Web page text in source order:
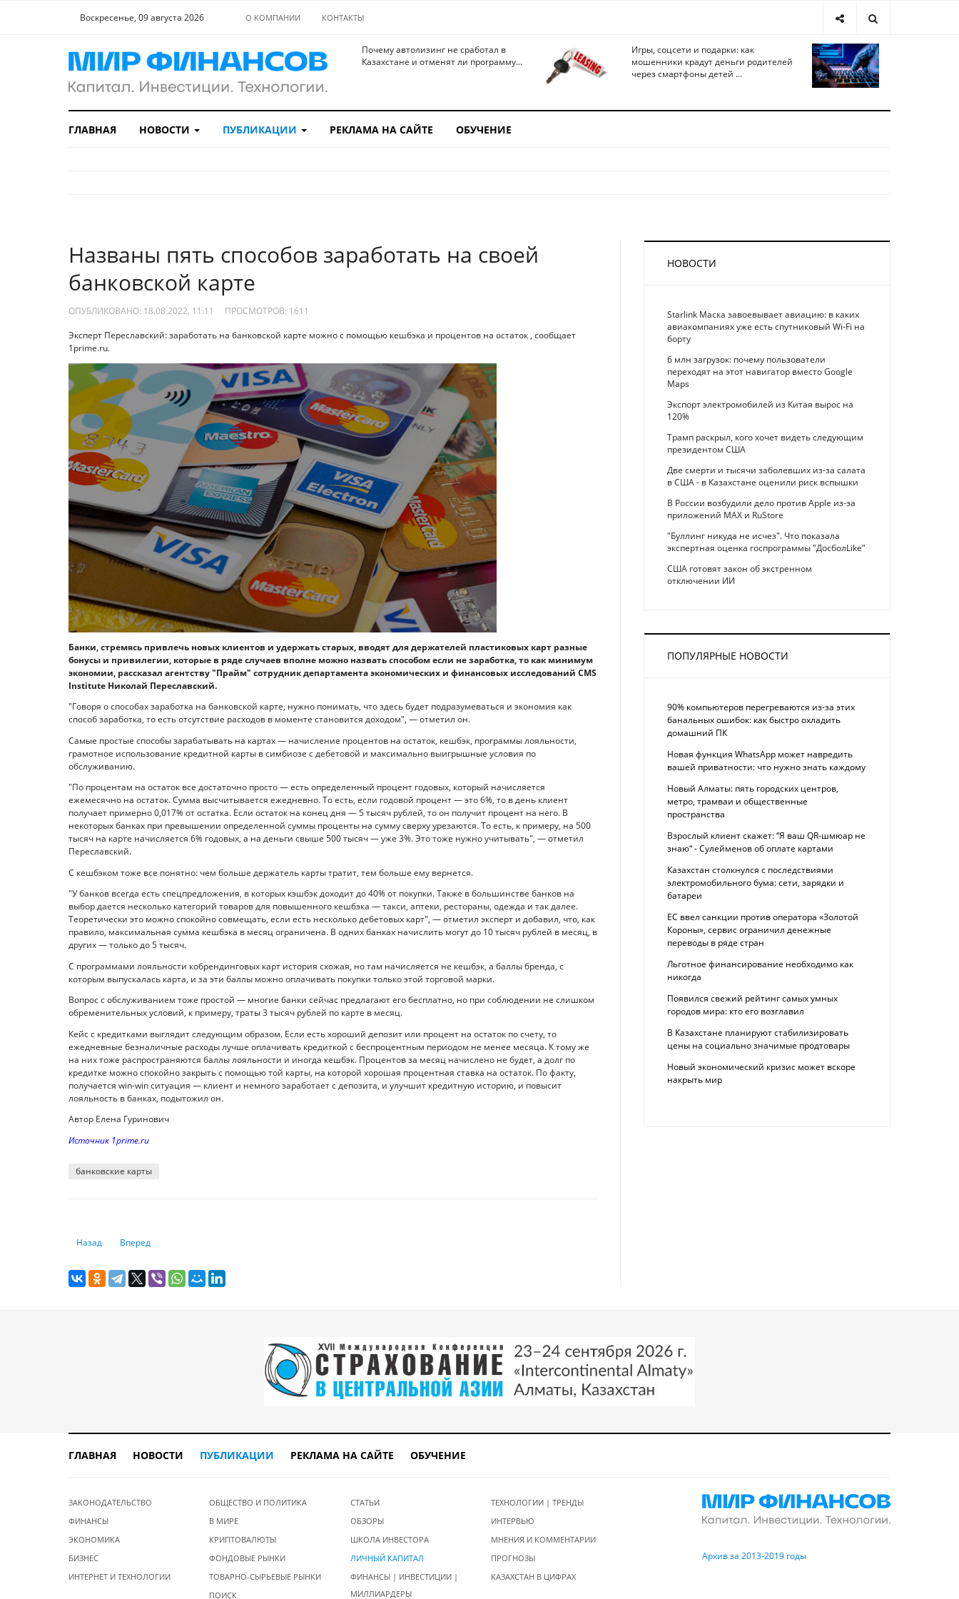
Воскресенье, 09 августа 2026 О КОМПАНИИ КОНТАКТЫ
Почему автолизинг не сработал в
Казахстане и отменят ли программу...
Игры, соцсети и подарки: как
мошенники крадут деньги родителей
через смартфоны детей ...
ГЛАВНАЯ НОВОСТИ ПУБЛИКАЦИИ РЕКЛАМА НА САЙТЕ ОБУЧЕНИЕ
Названы пять способов заработать на своей
банковской карте
ОПУБЛИКОВАНО: 18.08.2022, 11:11 ПРОСМОТРОВ: 1611
Эксперт Переславский: заработать на банковской карте можно с помощью кешбэка и процентов на остаток , сообщает
1prime.ru.
Банки, стремясь привлечь новых клиентов и удержать старых, вводят для держателей пластиковых карт разные
бонусы и привилегии, которые в ряде случаев вполне можно назвать способом если не заработка, то как минимум
экономии, рассказал агентству "Прайм" сотрудник департамента экономических и финансовых исследований CMS
Institute Николай Переславский.
"Говоря о способах заработка на банковской карте, нужно понимать, что здесь будет подразумеваться и экономия как
способ заработка, то есть отсутствие расходов в моменте становится доходом", — отметил он.
Самые простые способы зарабатывать на картах — начисление процентов на остаток, кешбэк, программы лояльности,
грамотное использование кредитной карты в симбиозе с дебетовой и максимально выигрышные условия по
обслуживанию.
"По процентам на остаток все достаточно просто — есть определенный процент годовых, который начисляется
ежемесячно на остаток. Сумма высчитывается ежедневно. То есть, если годовой процент — это 6%, то в день клиент
получает примерно 0,017% от остатка. Если остаток на конец дня — 5 тысяч рублей, то он получит процент на него. В
некоторых банках при превышении определенной суммы проценты на сумму сверху урезаются. То есть, к примеру, на 500
тысяч на карте начисляется 6% годовых, а на деньги свыше 500 тысяч — уже 3%. Это тоже нужно учитывать", — отметил
Переславский.
С кешбэком тоже все понятно: чем больше держатель карты тратит, тем больше ему вернется.
"У банков всегда есть спецпредложения, в которых кэшбэк доходит до 40% от покупки. Также в большинстве банков на
выбор дается несколько категорий товаров для повышенного кешбэка — такси, аптеки, рестораны, одежда и так далее.
Теоретически это можно спокойно совмещать, если есть несколько дебетовых карт", — отметил эксперт и добавил, что, как
правило, максимальная сумма кешбэка в месяц ограничена. В одних банках начислить могут до 10 тысяч рублей в месяц, в
других — только до 5 тысяч.
С программами лояльности кобрендинговых карт история схожая, но там начисляется не кешбэк, а баллы бренда, с
которым выпускалась карта, и за эти баллы можно оплачивать покупки только этой торговой марки.
Вопрос с обслуживанием тоже простой — многие банки сейчас предлагают его бесплатно, но при соблюдении не слишком
обременительных условий, к примеру, траты 3 тысяч рублей по карте в месяц.
Кейс с кредитками выглядит следующим образом. Если есть хороший депозит или процент на остаток по счету, то
ежедневные безналичные расходы лучше оплачивать кредиткой с беспроцентным периодом не менее месяца. К тому же
на них тоже распространяются баллы лояльности и иногда кешбэк. Процентов за месяц начислено не будет, а долг по
кредитке можно спокойно закрыть с помощью той карты, на которой хорошая процентная ставка на остаток. По факту,
получается win-win ситуация — клиент и немного заработает с депозита, и улучшит кредитную историю, и повысит
лояльность в банках, подытожил он.
Автор Елена Гуринович
Источник 1prime.ru
банковские карты
Предыдущий: Норвегия, Финляндия и Новая Зеландия ближе всего к безналичному расчету
Назад Следующий: Китай снизил ставки по кредитам
Вперед
НОВОСТИ
Starlink Маска завоевывает авиацию: в каких
авиакомпаниях уже есть спутниковый Wi-Fi на
борту
6 млн загрузок: почему пользователи
переходят на этот навигатор вместо Google
Maps
Экспорт электромобилей из Китая вырос на
120%
Трамп раскрыл, кого хочет видеть следующим
президентом США
Две смерти и тысячи заболевших из-за салата
в США - в Казахстане оценили риск вспышки
В России возбудили дело против Apple из-за
приложений MAX и RuStore
"Буллинг никуда не исчез". Что показала
экспертная оценка госпрограммы "ДосболLike"
США готовят закон об экстренном
отключении ИИ
ПОПУЛЯРНЫЕ НОВОСТИ
90% компьютеров перегреваются из-за этих
банальных ошибок: как быстро охладить
домашний ПК
Новая функция WhatsApp может навредить
вашей приватности: что нужно знать каждому
Новый Алматы: пять городских центров,
метро, трамваи и общественные
пространства
Взрослый клиент скажет: “Я ваш QR-шмюар не
знаю“ - Сулейменов об оплате картами
Казахстан столкнулся с последствиями
электромобильного бума: сети, зарядки и
батареи
ЕС ввел санкции против оператора «Золотой
Короны», сервис ограничил денежные
переводы в ряде стран
Льготное финансирование необходимо как
никогда
Появился свежий рейтинг самых умных
городов мира: кто его возглавил
В Казахстане планируют стабилизировать
цены на социально значимые продтовары
Новый экономический кризис может вскоре
накрыть мир
ГЛАВНАЯ НОВОСТИ ПУБЛИКАЦИИ РЕКЛАМА НА САЙТЕ ОБУЧЕНИЕ
ЗАКОНОДАТЕЛЬСТВО
ФИНАНСЫ
ЭКОНОМИКА
БИЗНЕС
ИНТЕРНЕТ И ТЕХНОЛОГИИ
ОБЩЕСТВО И ПОЛИТИКА
В МИРЕ
КРИПТОВАЛЮТЫ
ФОНДОВЫЕ РЫНКИ
ТОВАРНО-СЫРЬЕВЫЕ РЫНКИ
ПОИСК
СТАТЬИ
ОБЗОРЫ
ШКОЛА ИНВЕСТОРА
ЛИЧНЫЙ КАПИТАЛ
ФИНАНСЫ | ИНВЕСТИЦИИ |
МИЛЛИАРДЕРЫ
ТЕХНОЛОГИИ | ТРЕНДЫ
ИНТЕРВЬЮ
МНЕНИЯ И КОММЕНТАРИИ
ПРОГНОЗЫ
КАЗАХСТАН В ЦИФРАХ
Архив за 2013-2019 годы